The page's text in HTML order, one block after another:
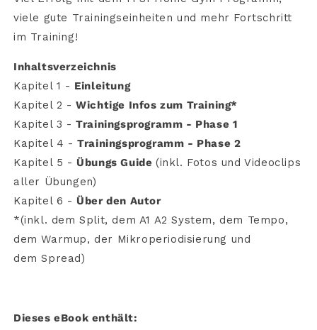
viele gute Trainingseinheiten und mehr Fortschritt
im Training!
Inhaltsverzeichnis
Kapitel 1 - Einleitung
Kapitel 2 -Wichtige Infos zum Training*
Kapitel 3 -Trainingsprogramm - Phase 1
Kapitel 4 -Trainingsprogramm - Phase 2
Kapitel 5 - Übungs Guide(inkl. Fotos und Videoclips
aller Übungen)
Kapitel 6 - Über den Autor
*(inkl. dem Split, dem A1 A2 System, dem Tempo,
dem Warmup, der Mikroperiodisierung und
dem Spread)
Dieses eBook enthält: